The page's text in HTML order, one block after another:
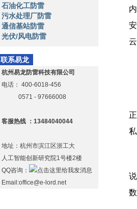
石油化工防雷
污水处理厂防雷
通信基站防雷
光伏/风电防雷
联系易龙
杭州易龙防雷科技有限公司
电话： 400-6018-456
0571 - 97666008
客服热线 ：13484040044
地址：杭州市滨江区浙工大
人工智能创新研究院1号楼2楼
QQ咨询：
Email:office@e-lord.net
云